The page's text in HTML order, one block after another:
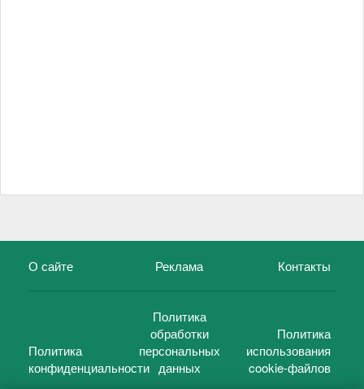
О сайте Реклама Контакты
Политика
конфиденциальности
Политика
обработки
персональных
данных
Политика
использования
cookie-файлов